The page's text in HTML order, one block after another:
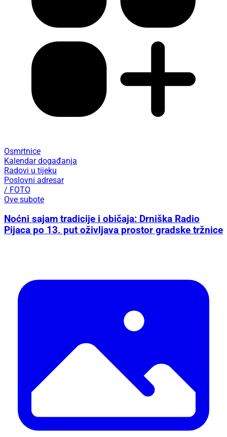
Osmrtnice
Kalendar događanja
Radovi u tijeku
Poslovni adresar
/ FOTO
Ove subote
Noćni sajam tradicije i običaja: Drniška Radio
Pijaca po 13. put oživljava prostor gradske tržnice